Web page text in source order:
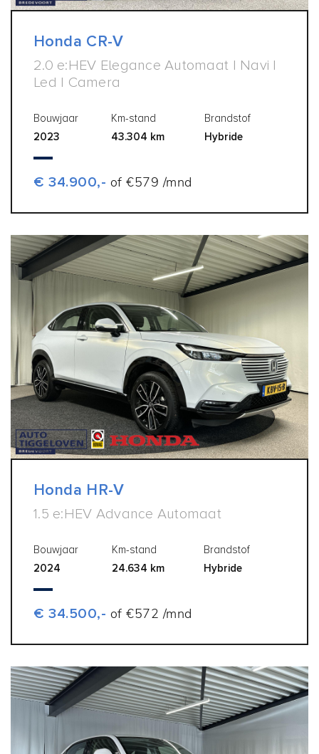
Honda CR-V
2.0 e:HEV Elegance Automaat | Navi |
Led | Camera
Bouwjaar
2023
Km-stand
43.304 km
Brandstof
Hybride
€ 34.900,- of €579 /mnd
Honda HR-V
1.5 e:HEV Advance Automaat
Bouwjaar
2024
Km-stand
24.634 km
Brandstof
Hybride
€ 34.500,- of €572 /mnd